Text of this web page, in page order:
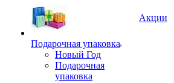
Подарочная упаковка
Новый Год
Подарочная
упаковка
Акции